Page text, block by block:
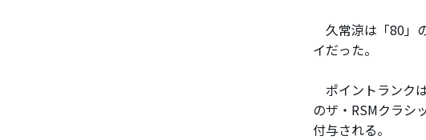
久常涼は「80」
イだった。
ポイントランク
のザ・RSMクラシ
付与される。